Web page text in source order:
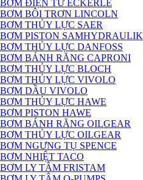
BƠM ĐIỆN TỪ ECKERLE
BƠM BÔI TRƠN LINCOLN
BƠM THỦY LỰC SAER
BƠM PISTON SAMHYDRAULIK
BƠM THỦY LỰC DANFOSS
BƠM BÁNH RĂNG CAPRONI
BƠM THỦY LỰC BLOCH
BƠM THỦY LỰC VIVOLO
BƠM DẦU VIVOLO
BƠM THỦY LỰC HAWE
BƠM PISTON HAWE
BƠM BÁNH RĂNG OILGEAR
BƠM THỦY LỰC OILGEAR
BƠM NGƯNG TỤ SPENCE
BƠM NHIỆT TACO
BƠM LY TÂM FRISTAM